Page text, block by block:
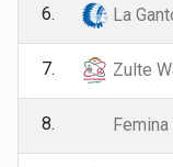
6. La
7. Zulte
8.